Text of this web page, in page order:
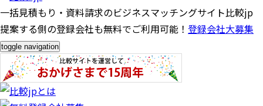
一括見積もり・資料請求のビジネスマッチングサイト比較jp
提案する側の登録会社も無料でご利用可能！ 登録会社大募集
toggle navigation